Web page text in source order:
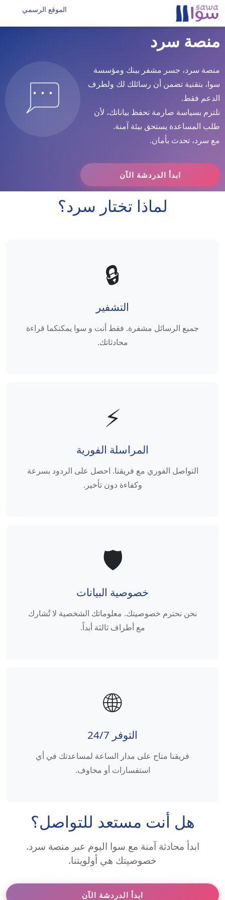
الموقع الرسمي
منصة سرد
منصة سرد، جسر مشفر بينك ومؤسسة
سوا، بتقنية تضمن أن رسائلك لك ولطرف
الدعم فقط.
نلتزم بسياسة صارمة تحفظ بياناتك، لأن
طلب المساعدة يستحق بيئة آمنة.
مع سرد، تحدث بأمان.
ابدأ الدردشة الآن
لماذا تختار سرد؟
🔒
التشفير
جميع الرسائل مشفرة. فقط أنت و سوا يمكنكما قراءة
محادثاتك.
⚡
المراسلة الفورية
التواصل الفوري مع فريقنا. احصل على الردود بسرعة
وكفاءة دون تأخير.
🛡️
خصوصية البيانات
نحن نحترم خصوصيتك. معلوماتك الشخصية لا تُشارك
مع أطراف ثالثة أبداً.
🌐
التوفر 24/7
فريقنا متاح على مدار الساعة لمساعدتك في أي
استفسارات أو مخاوف.
هل أنت مستعد للتواصل؟
ابدأ محادثة آمنة مع سوا اليوم عبر منصة سرد.
خصوصيتك هي أولويتنا.
ابدأ الدردشة الآن